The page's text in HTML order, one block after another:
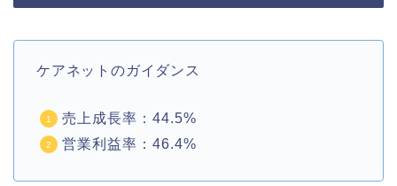
ケアネットのガイダンス
売上成長率：44.5%
営業利益率：46.4%